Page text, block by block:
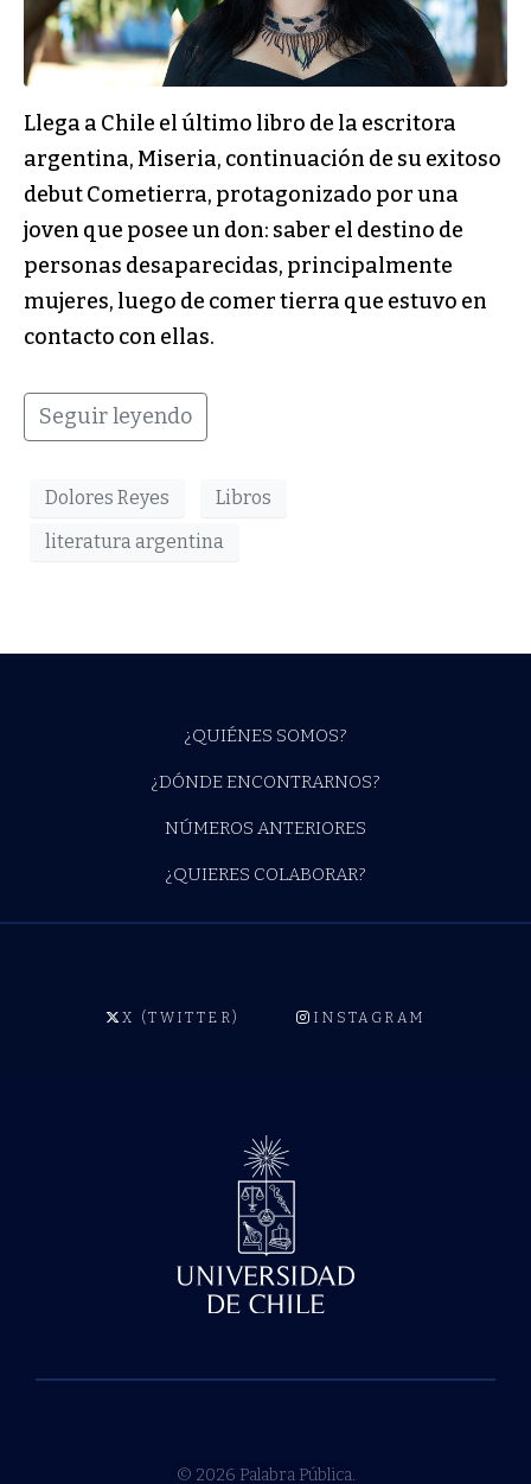
Llega a Chile el último libro de la escritora
argentina, Miseria, continuación de su exitoso
debut Cometierra, protagonizado por una
joven que posee un don: saber el destino de
personas desaparecidas, principalmente
mujeres, luego de comer tierra que estuvo en
contacto con ellas.
Seguir leyendo
Dolores Reyes
Libros
literatura argentina
¿QUIÉNES SOMOS?
¿DÓNDE ENCONTRARNOS?
NÚMEROS ANTERIORES
¿QUIERES COLABORAR?
X (TWITTER) INSTAGRAM
© 2026 Palabra Pública.